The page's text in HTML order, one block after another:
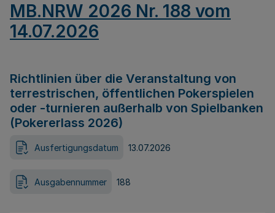
MB.NRW 2026 Nr. 188 vom
14.07.2026
Richtlinien über die Veranstaltung von
terrestrischen, öffentlichen Pokerspielen
oder -turnieren außerhalb von Spielbanken
(Pokererlass 2026)
Ausfertigungsdatum 13.07.2026
Ausgabennummer 188